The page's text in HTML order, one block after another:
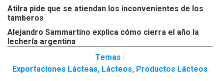
Atilra pide que se atiendan los inconvenientes de los
tamberos
Alejandro Sammartino explica cómo cierra el año la
lechería argentina
Temas |
Exportaciones Lácteas, Lácteos, Productos Lácteos